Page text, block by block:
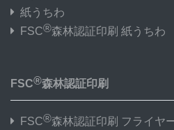
紙うちわ
FSC®森林認証印刷 紙うちわ
FSC®森林認証印刷
FSC®森林認証印刷 フライヤ